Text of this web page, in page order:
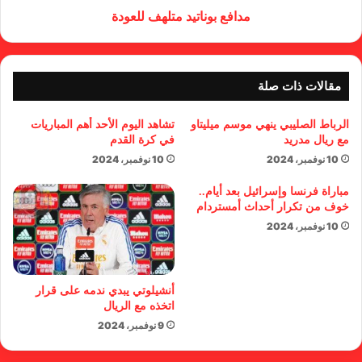
مدافع بوناتيد متلهف للعودة
مقالات ذات صلة
الرباط الصليبي ينهي موسم ميليتاو
مع ريال مدريد
10 نوفمبر، 2024
تشاهد اليوم الأحد أهم المباريات
في كرة القدم
10 نوفمبر، 2024
مباراة فرنسا وإسرائيل بعد أيام..
خوف من تكرار أحداث أمستردام
10 نوفمبر، 2024
أنشيلوتي يبدي ندمه على قرار
اتخذه مع الريال
9 نوفمبر، 2024